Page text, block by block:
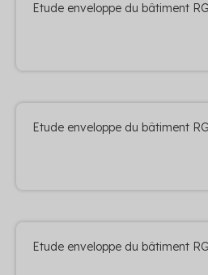
Etude enveloppe du bâtiment
Etude enveloppe du bâtiment
Etude enveloppe du bâtiment